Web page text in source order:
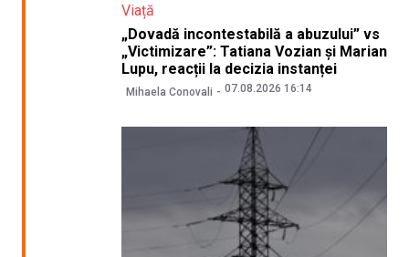
Viață
„Dovadă incontestabilă a abuzului” vs
„Victimizare”: Tatiana Vozian și Marian
Lupu, reacții la decizia instanței
Mihaela Conovali 07.08.2026 16:14